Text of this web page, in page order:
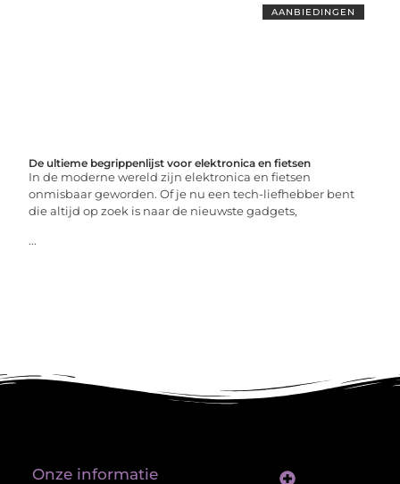
AANBIEDINGEN
De ultieme begrippenlijst voor elektronica en fietsen
In de moderne wereld zijn elektronica en fietsen
onmisbaar geworden. Of je nu een tech-liefhebber bent
die altijd op zoek is naar de nieuwste gadgets,
...
Onze informatie